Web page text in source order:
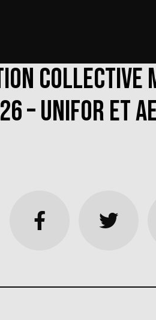
collective
– Unifor et